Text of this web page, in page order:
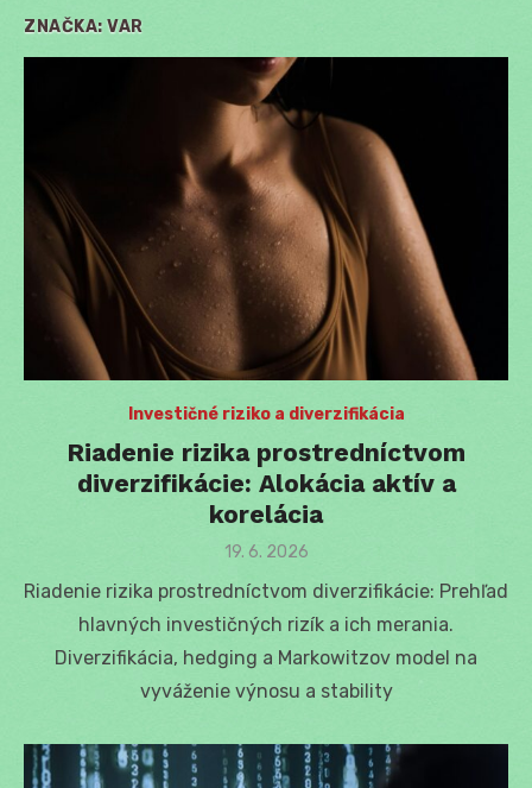
ZNAČKA: VAR
Investičné riziko a diverzifikácia
Riadenie rizika prostredníctvom
diverzifikácie: Alokácia aktív a
korelácia
Posted
19. 6. 2026
Riadenie rizika prostredníctvom diverzifikácie: Prehľad
hlavných investičných rizík a ich merania.
Diverzifikácia, hedging a Markowitzov model na
vyváženie výnosu a stability